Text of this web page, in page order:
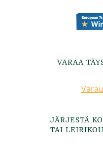
VARAA
JÄRJESTÄ
TAI